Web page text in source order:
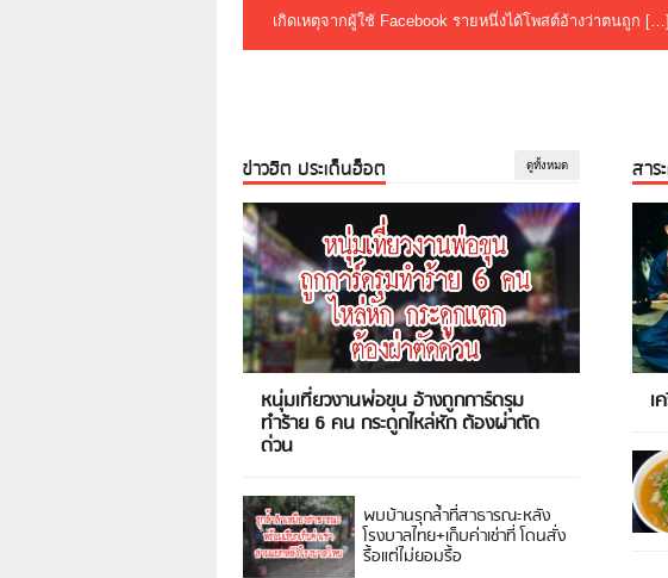
เกิดเหตุจากผู้ใช้ Facebook รายหนึ่งได้โพสต์อ้างว่าตนถูก […]
ข่าวฮิต ประเด็นฮ็อต ดูทั้งหมด
หนุ่มเที่ยวงานพ่อขุน อ้างถูกการ์ดรุม
ทำร้าย 6 คน กระดูกไหล่หัก ต้องผ่าตัด
ด่วน
พบบ้านรุกล้ำที่สาธารณะหลัง
โรงบาลไทย+เก็บค่าเช่าที่ โดนสั่ง
รื้อแต่ไม่ยอมรื้อ
สาร
เ